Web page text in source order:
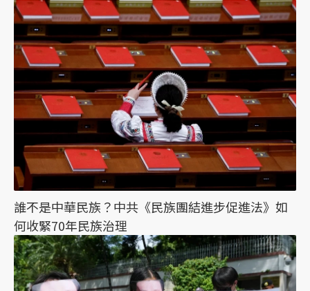
誰不是中華民族？中共《民族團結進步促進法》如
何收緊70年民族治理